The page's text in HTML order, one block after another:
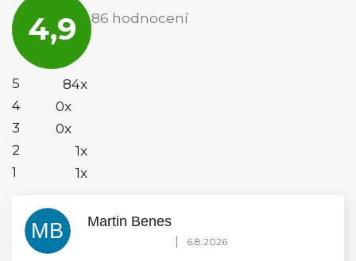
4,9
hodnocení
obchodu
je
86 hodnocení
5
84x
4
0x
3
0x
2
1x
1
1x
MB Martin Benes
Hodnocení obchodu je 5 z 5 hvězdiček.
| 6.8.2026